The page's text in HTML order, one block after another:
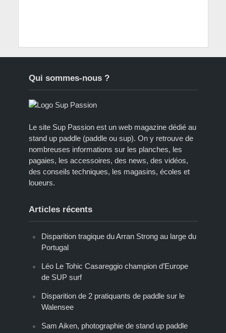
Qui sommes-nous ?
Le site Sup Passion est un web magazine dédié au
stand up paddle (paddle ou sup). On y retrouve de
nombreuses informations sur les planches, les
pagaies, les accessoires, des news, des vidéos,
des conseils techniques, les magasins, écoles et
loueurs.
Articles récents
Disparition tragique du Arran Strong au large du
Portugal
Léo Le Tohic Casareggio champion d’Europe
de SUP surf
Disparition de 2 pratiquants de paddle sur le
Walensee
Sam Aiken, photographie de stand up paddle